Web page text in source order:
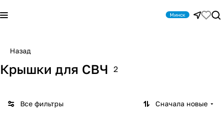
Минск
Назад
Крышки для СВЧ 2
Все фильтры Сначала новые